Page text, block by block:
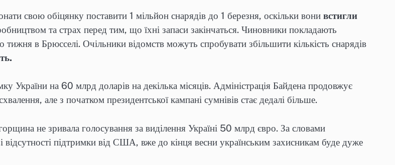
свою обіцянку поставити 1 мільйон снарядів до 1 березня, оскільки вони встигли
та страх перед тим, що їхні запаси закінчаться. Чиновники покладають
тижня в Брюсселі. Очільники відомств можуть спробувати збільшити кількість снарядів
України на 60 млрд доларів на декілька місяців. Адміністрація Байдена продовжує
але з початком президентської кампані сумнівів стає дедалі більше.
не зривала голосування за виділення Україні 50 млрд євро. За словами
підтримки від США, вже до кінця весни українським захисникам буде дуже